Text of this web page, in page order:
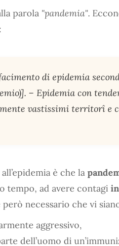
parola "pandemia".
:
di epidemia
– Epidemia con
vastissimi territorî e
è che la
tempo, ad avere contagi
però necessario che vi
aggressivo,
dell’uomo di